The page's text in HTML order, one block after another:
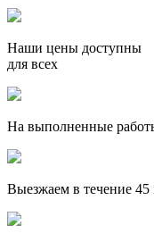
Наши цены доступны
для всех
На выполненные
Выезжаем в течение 45